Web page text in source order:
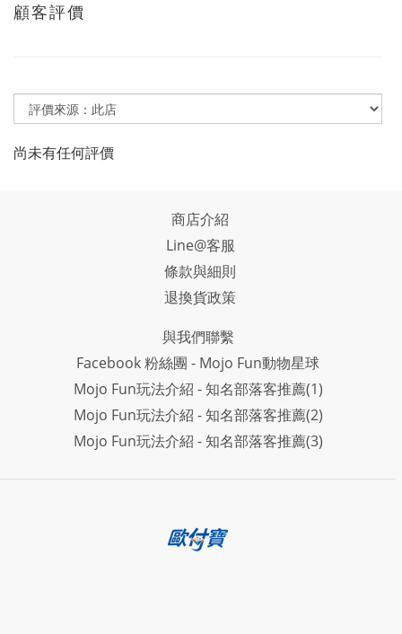
顧客評價
尚未有任何評價
商店介紹
Line@客服
條款與細則
退換貨政策
與我們聯繫
Facebook 粉絲團 - Mojo Fun動物星球
Mojo Fun玩法介紹 - 知名部落客推薦(1)
Mojo Fun玩法介紹 - 知名部落客推薦(2)
Mojo Fun玩法介紹 - 知名部落客推薦(3)